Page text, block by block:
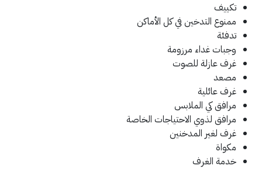
تكييف
ممنوع التدخين في كل الأماكن
تدفئة
وجبات غداء مرزومة
غرف عازلة للصوت
مصعد
غرف عائلية
مرافق كي الملابس
مرافق لذوي الاحتياجات الخاصة
غرف لغير المدخنين
مكواة
خدمة الغرف